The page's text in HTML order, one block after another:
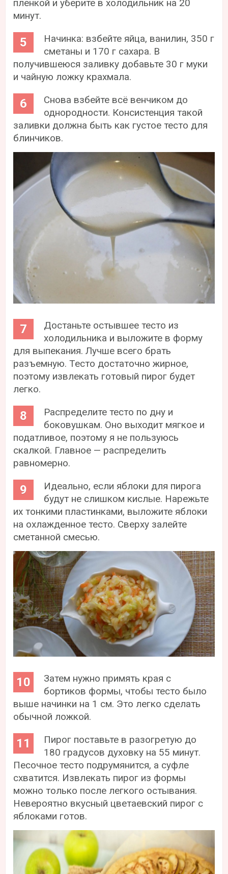
пленкой и уберите в холодильник на 20
минут.
Начинка: взбейте яйца, ванилин, 350 г
сметаны и 170 г сахара. В
получившеюся заливку добавьте 30 г муки
и чайную ложку крахмала.
Снова взбейте всё венчиком до
однородности. Консистенция такой
заливки должна быть как густое тесто для
блинчиков.
Достаньте остывшее тесто из
холодильника и выложите в форму
для выпекания. Лучше всего брать
разъемную. Тесто достаточно жирное,
поэтому извлекать готовый пирог будет
легко.
Распределите тесто по дну и
боковушкам. Оно выходит мягкое и
податливое, поэтому я не пользуюсь
скалкой. Главное — распределить
равномерно.
Идеально, если яблоки для пирога
будут не слишком кислые. Нарежьте
их тонкими пластинками, выложите яблоки
на охлажденное тесто. Сверху залейте
сметанной смесью.
Затем нужно примять края с
бортиков формы, чтобы тесто было
выше начинки на 1 см. Это легко сделать
обычной ложкой.
Пирог поставьте в разогретую до
180 градусов духовку на 55 минут.
Песочное тесто подрумянится, а суфле
схватится. Извлекать пирог из формы
можно только после легкого остывания.
Невероятно вкусный цветаевский пирог с
яблоками готов.